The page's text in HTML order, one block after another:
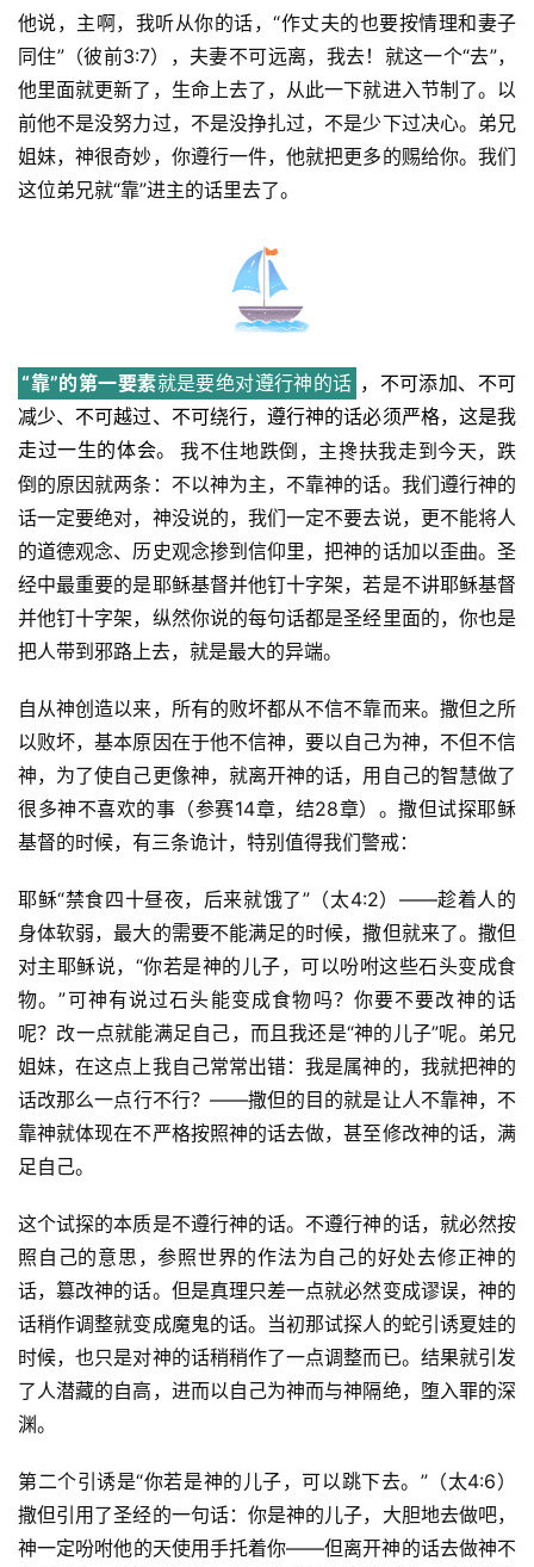
他说，主啊，我听从你的话，“作丈夫的也要按情理和妻子
同住”（彼前3:7），夫妻不可远离，我去！就这一个“去”，
他里面就更新了，生命上去了，从此一下就进入节制了。以
前他不是没努力过，不是没挣扎过，不是少下过决心。弟兄
姐妹，神很奇妙，你遵行一件，他就把更多的赐给你。我们
这位弟兄就“靠”进主的话里去了。
“靠”的第一要素就是要绝对遵行神的话 ，不可添加、不可
减少、不可越过、不可绕行，遵行神的话必须严格，这是我
走过一生的体会。
我不住地跌倒，主搀扶我走到今天，跌
倒的原因就两条：不以神为主，不靠神的话。我们遵行神的
话一定要绝对，神没说的，我们一定不要去说，更不能将人
的道德观念、历史观念掺到信仰里，把神的话加以歪曲。圣
经中最重要的是耶稣基督并他钉十字架，若是不讲耶稣基督
并他钉十字架，纵然你说的每句话都是圣经里面的，你也是
把人带到邪路上去，就是最大的异端。
自从神创造以来，所有的败坏都从不信不靠而来。撒但之所
以败坏，基本原因在于他不信神，要以自己为神，不但不信
神，为了使自己更像神，就离开神的话，用自己的智慧做了
很多神不喜欢的事（参赛14章，结28章）。撒但试探耶稣
基督的时候，有三条诡计，特别值得我们警戒：
耶稣“禁食四十昼夜，后来就饿了”（太4:2）——趁着人的
身体软弱，最大的需要不能满足的时候，撒但就来了。撒但
对主耶稣说，“你若是神的儿子，可以吩咐这些石头变成食
物。”可神有说过石头能变成食物吗？你要不要改神的话
呢？改一点就能满足自己，而且我还是“神的儿子”呢。弟兄
姐妹，在这点上我自己常常出错：我是属神的，我就把神的
话改那么一点行不行？——撒但的目的就是让人不靠神，不
靠神就体现在不严格按照神的话去做，甚至修改神的话，满
足自己。
这个试探的本质是不遵行神的话。不遵行神的话，就必然按
照自己的意思，参照世界的作法为自己的好处去修正神的
话，篡改神的话。但是真理只差一点就必然变成谬误，神的
话稍作调整就变成魔鬼的话。当初那试探人的蛇引诱夏娃的
时候，也只是对神的话稍稍作了一点调整而已。结果就引发
了人潜藏的自高，进而以自己为神而与神隔绝，堕入罪的深
渊。
第二个引诱是“你若是神的儿子，可以跳下去。”（太4:6）
撒但引用了圣经的一句话：你是神的儿子，大胆地去做吧，
神一定吩咐他的天使用手托着你——但离开神的话去做神不